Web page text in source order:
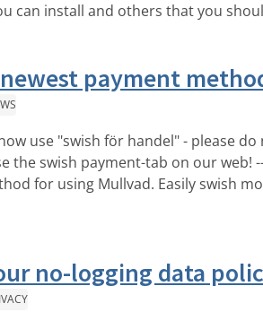
can install and others that you
payment
use "swish för handel" - please
the swish payment-tab on our web!
for using Mullvad. Easily swish
no-logging data